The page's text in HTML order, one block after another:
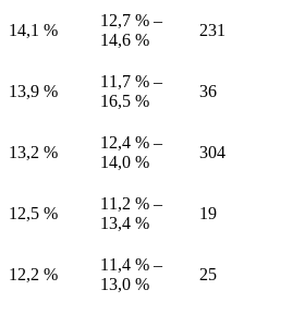
14,1 %
12,7 % –
14,6 %
231
13,9 %
11,7 % –
16,5 %
36
13,2 %
12,4 % –
14,0 %
304
12,5 %
11,2 % –
13,4 %
19
12,2 %
11,4 % –
13,0 %
25